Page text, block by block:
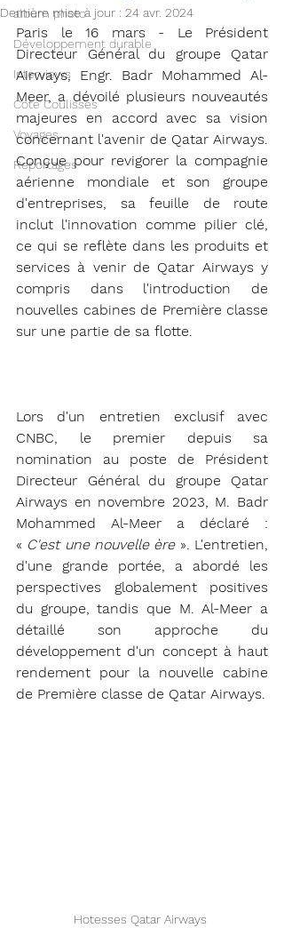
album photo
Développement durable
Interviews
Coté Coulisses
Voyages
Reportages
Dernière mise à jour : 24 avr. 2024
Paris le 16 mars - Le Président
Directeur Général du groupe Qatar
Airways, Engr. Badr Mohammed Al-
Meer, a dévoilé plusieurs nouveautés
majeures en accord avec sa vision
concernant l'avenir de Qatar Airways.
Conçue pour revigorer la compagnie
aérienne mondiale et son groupe
d'entreprises, sa feuille de route
inclut l'innovation comme pilier clé,
ce qui se reflète dans les produits et
services à venir de Qatar Airways y
compris dans l'introduction de
nouvelles cabines de Première classe
sur une partie de sa flotte.
Lors d'un entretien exclusif avec
CNBC, le premier depuis sa
nomination au poste de Président
Directeur Général du groupe Qatar
Airways en novembre 2023, M. Badr
Mohammed Al-Meer a déclaré :
« C'est une nouvelle ère ». L'entretien,
d'une grande portée, a abordé les
perspectives globalement positives
du groupe, tandis que M. Al-Meer a
détaillé son approche du
développement d'un concept à haut
rendement pour la nouvelle cabine
de Première classe de Qatar Airways.
Hotesses Qatar Airways